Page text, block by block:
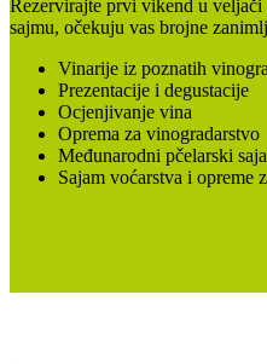
Rezervirajte prvi vikend u
sajmu, očekuju vas brojne
Vinarije iz poznatih
Prezentacije i degustacije
Ocjenjivanje vina
Oprema za vinogradarstvo
Međunarodni pčelarski
Sajam voćarstva i opreme